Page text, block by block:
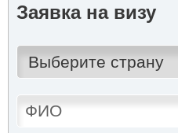
Заявка на визу